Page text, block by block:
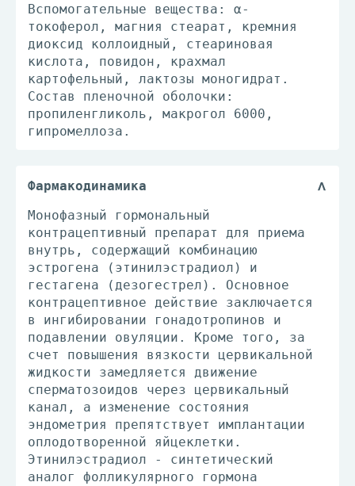
Вспомогательные вещества: α-
токоферол, магния стеарат, кремния
диоксид коллоидный, стеариновая
кислота, повидон, крахмал
картофельный, лактозы моногидрат.
Состав пленочной оболочки:
пропиленгликоль, макрогол 6000,
гипромеллоза.
Фармакодинамика
Монофазный гормональный
контрацептивный препарат для приема
внутрь, содержащий комбинацию
эстрогена (этинилэстрадиол) и
гестагена (дезогестрел). Основное
контрацептивное действие заключается
в ингибировании гонадотропинов и
подавлении овуляции. Кроме того, за
счет повышения вязкости цервикальной
жидкости замедляется движение
сперматозоидов через цервикальный
канал, а изменение состояния
эндометрия препятствует имплантации
оплодотворенной яйцеклетки.
Этинилэстрадиол - синтетический
аналог фолликулярного гормона